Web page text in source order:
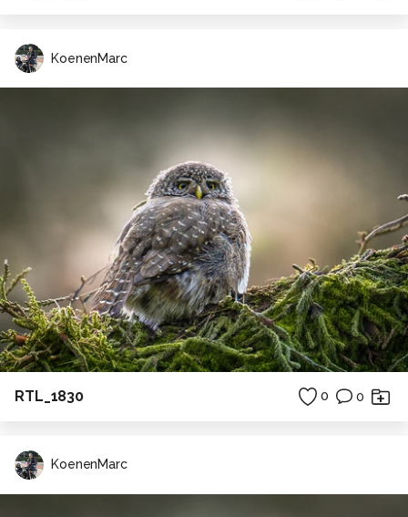
KoenenMarc
RTL_1830 0 0
KoenenMarc